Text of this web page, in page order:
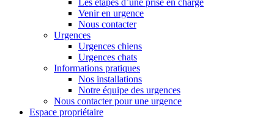
Les étapes d’une prise en charge
Venir en urgence
Nous contacter
Urgences
Urgences chiens
Urgences chats
Informations pratiques
Nos installations
Notre équipe des urgences
Nous contacter pour une urgence
Espace propriétaire